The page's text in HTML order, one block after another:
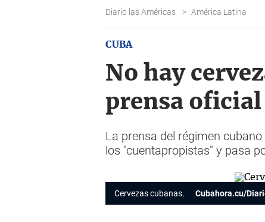
Diario las Américas > América Latina
CUBA
No hay
prensa
La prensa del régimen
los "cuentapropistas" y pasa
Cervezas cubanas. Cubahora.cu/